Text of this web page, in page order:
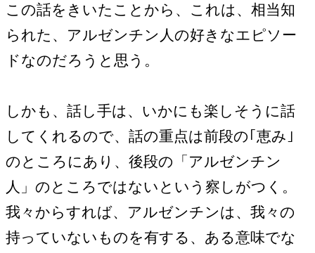
この話をきいたことから、これは、相当知
られた、アルゼンチン人の好きなエピソー
ドなのだろうと思う。
しかも、話し手は、いかにも楽しそうに話
してくれるので、話の重点は前段の｢恵み｣
のところにあり、後段の「アルゼンチン
人」のところではないという察しがつく。
我々からすれば、アルゼンチンは、我々の
持っていないものを有する、ある意味でな